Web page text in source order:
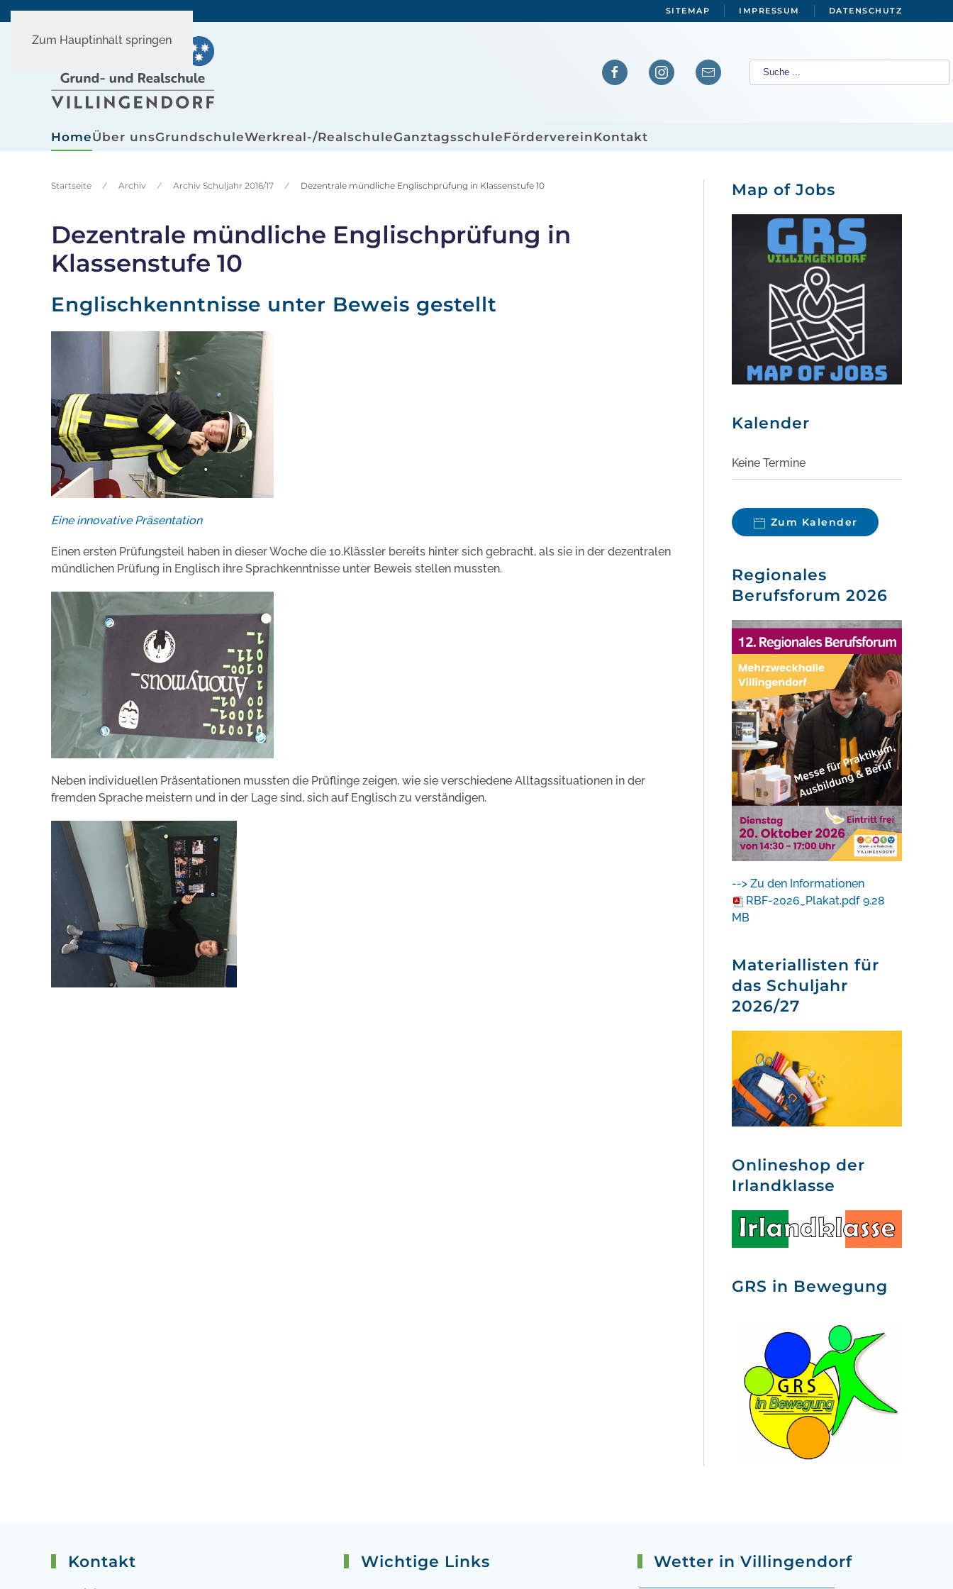
Zum Hauptinhalt springen
SITEMAP IMPRESSUM DATENSCHUTZ
HomeÜber unsGrundschuleWerkreal-/RealschuleGanztagsschuleFördervereinKontakt
Startseite Archiv Archiv Schuljahr 2016/17 Dezentrale mündliche Englischprüfung in Klassenstufe 10
Dezentrale mündliche Englischprüfung in
Klassenstufe 10
Englischkenntnisse unter Beweis gestellt
Eine innovative Präsentation
Einen ersten Prüfungsteil haben in dieser Woche die 10.Klässler bereits hinter sich gebracht, als sie in der dezentralen
mündlichen Prüfung in Englisch ihre Sprachkenntnisse unter Beweis stellen mussten.
Neben individuellen Präsentationen mussten die Prüflinge zeigen, wie sie verschiedene Alltagssituationen in der
fremden Sprache meistern und in der Lage sind, sich auf Englisch zu verständigen.
Map of Jobs
Kalender
Keine Termine
Zum Kalender
Regionales
Berufsforum 2026
--> Zu den Informationen
RBF-2026_Plakat.pdf 9.28
MB
Materiallisten für
das Schuljahr
2026/27
Onlineshop der
Irlandklasse
GRS in Bewegung
Kontakt Wichtige Links Wetter in Villingendorf